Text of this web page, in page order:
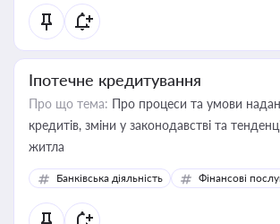
Іпотечне кредитування
Про що тема: Про процеси та умови
кредитів, зміни у законодавстві та
житла
Банківська діяльність Фінансові